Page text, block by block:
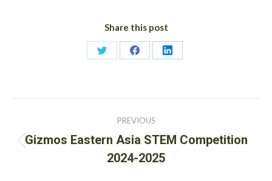
Share this post
Share
Share
Share
navigation
PREVIOUS
Previous
post:
Gizmos Eastern Asia STEM Competition
2024-2025